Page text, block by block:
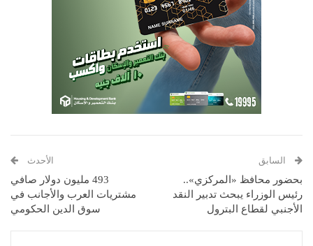
السابق
بحضور محافظ «المركزي»..
رئيس الوزراء يبحث تدبير النقد
الأجنبي لقطاع البترول
الأحدث
493 مليون دولار صافي
مشتريات العرب والأجانب في
سوق الدين الحكومي